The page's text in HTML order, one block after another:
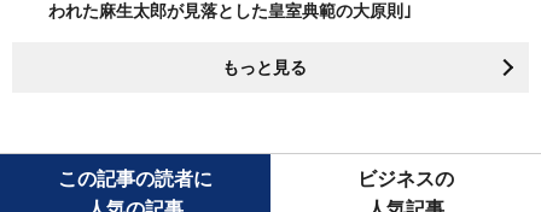
われた麻生太郎が見落とした皇室典範の大原則｣
もっと見る
この記事の読者に
ビジネスの